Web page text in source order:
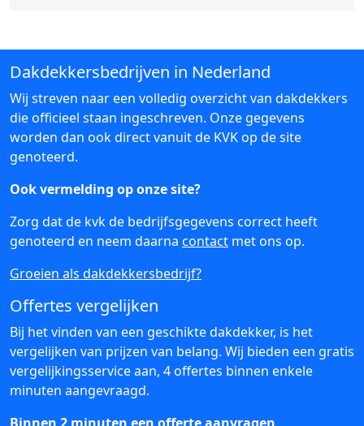
Dakdekkersbedrijven in Nederland
Wij streven naar een volledig overzicht van dakdekkers
die officieel staan ingeschreven. Onze gegevens
worden dan ook direct vanuit de KVK op de site
genoteerd.
Ook vermelding op onze site?
Zorg dat de kvk de bedrijfsgegevens correct heeft
genoteerd en neem daarna contact met ons op.
Groeien als dakdekkersbedrijf?
Offertes vergelijken
Bij het vinden van een geschikte dakdekker, is het
vergelijken van prijzen van belang. Wij bieden een gratis
vergelijkingsservice aan, 4 offertes binnen enkele
minuten aangevraagd.